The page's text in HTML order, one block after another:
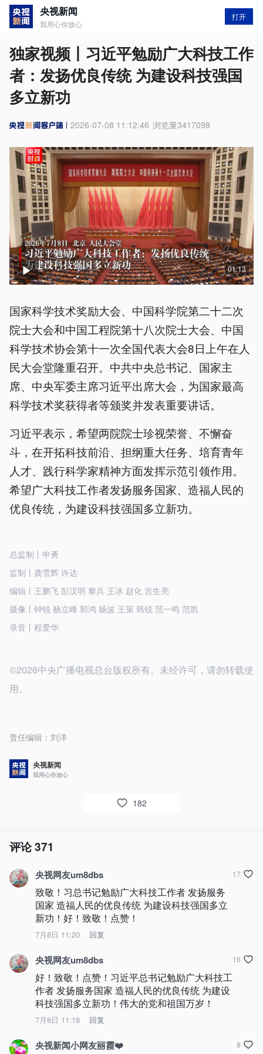
央视新闻
我用心你放心
打开
独家视频丨习近平勉励广大科技工作
者：发扬优良传统 为建设科技强国
多立新功
2026-07-08 11:12:46 浏览量3417098
01:13
国家科学技术奖励大会、中国科学院第二十二次
院士大会和中国工程院第十八次院士大会、中国
科学技术协会第十一次全国代表大会8日上午在人
民大会堂隆重召开。中共中央总书记、国家主
席、中央军委主席习近平出席大会，为国家最高
科学技术奖获得者等颁奖并发表重要讲话。
习近平表示，希望两院院士珍视荣誉、不懈奋
斗，在开拓科技前沿、担纲重大任务、培育青年
人才、践行科学家精神方面发挥示范引领作用。
希望广大科技工作者发扬服务国家、造福人民的
优良传统，为建设科技强国多立新功。
总监制丨申勇
监制丨龚雪辉 许达
编辑丨王鹏飞 彭汉明 黎兵 王冰 赵化 吉生亮
摄像丨钟锐 杨立峰 郭鸿 杨波 王策 韩锐 范一鸣 范凯
录音丨程爱华
©2026中央广播电视总台版权所有。未经许可，请勿转载使
用。
责任编辑： 刘洋
央视新闻
我用心你放心
182
评论371
央视网友um8dbs
致敬！习总书记勉励广大科技工作者 发扬服务
国家 造福人民的优良传统 为建设科技强国多立
新功！好！致敬！点赞！
7月8日 11:20 回复
17
央视网友um8dbs
好！致敬！点赞！习近平总书记勉励广大科技工
作者 发扬服务国家 造福人民的优良传统 为建设
科技强国多立新功！伟大的党和祖国万岁！
7月8日 11:18 回复
16
央视新闻小网友丽霞❤️ 8